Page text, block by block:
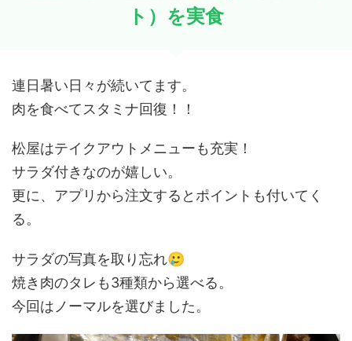
ト）を実食
連日暑い日々が続いてます。
肉を食べてスタミナ回復！！
松屋はテイクアウトメニューも充実！
サラダ付きなのが嬉しい。
更に、アプリから注文するとポイントも付いてく
る。
サラダの写真を取り忘れ🥲
焼き肉のタレも3種類から選べる。
今回はノーマルを選びました。